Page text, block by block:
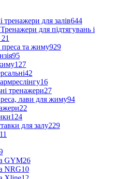
для залів644
для підтягувань і
21
преса та жиму929
95
127
42
16
тренажери27
лави для жиму94
22
124
для залу229
11
GYM26
NRG10